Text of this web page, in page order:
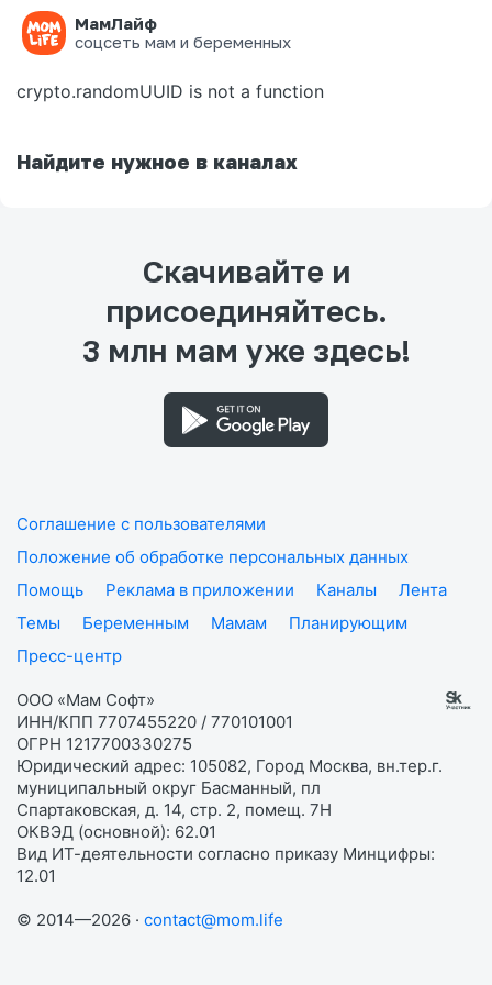
МамЛайф
соцсеть мам и беременных
Ошибка на странице
crypto.randomUUID is not a function
Найдите нужное в каналах
Скачивайте и
присоединяйтесь.
3 млн мам уже здесь!
Соглашение с пользователями
Положение об обработке персональных данных
Помощь
Реклама в приложении Каналы
Лента
Темы
Беременным Мамам
Планирующим
Пресс-центр
ООО «Мам Софт»
ИНН/КПП 7707455220 / 770101001
ОГРН 1217700330275
Юридический адрес: 105082, Город Москва, вн.тер.г.
муниципальный округ Басманный, пл
Спартаковская, д. 14, стр. 2, помещ. 7Н
ОКВЭД (основной): 62.01
Вид ИТ-деятельности согласно приказу Минцифры:
12.01
© 2014—2026 · contact@mom.life